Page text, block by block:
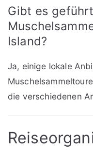
Gibt es
Island?
Ja, einige lokale
die verschiedenen